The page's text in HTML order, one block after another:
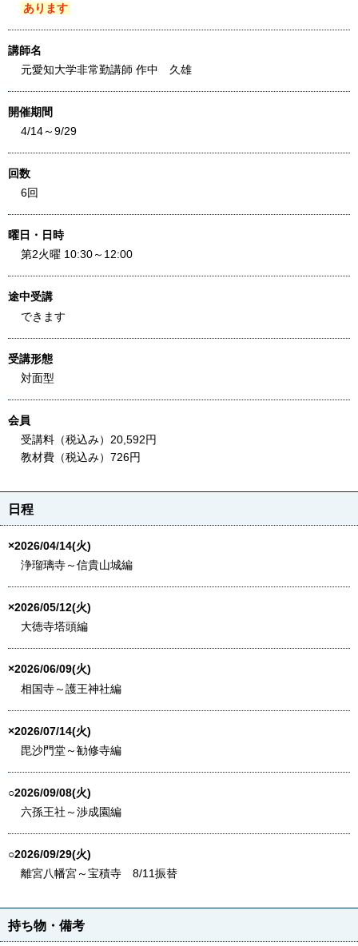
あります
講師名
元愛知大学非常勤講師 作中 久雄
開催期間
4/14～9/29
回数
6回
曜日・日時
第2火曜 10:30～12:00
途中受講
できます
受講形態
対面型
会員
受講料（税込み）20,592円
教材費（税込み）726円
日程
×2026/04/14(火)
浄瑠璃寺～信貴山城編
×2026/05/12(火)
大徳寺塔頭編
×2026/06/09(火)
相国寺～護王神社編
×2026/07/14(火)
毘沙門堂～勧修寺編
○2026/09/08(火)
六孫王社～渉成園編
○2026/09/29(火)
離宮八幡宮～宝積寺 8/11振替
持ち物・備考